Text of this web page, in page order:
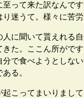
って来た訳なんで
迷うて。様々に苦
に聞いて貰えれる
きた。ここん所がで
分で食べようとしな
る。
こってまいりまし